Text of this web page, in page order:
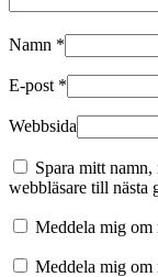
Namn *
E-post *
Webbsida
Spara mitt
webbläsare till nästa
Meddela mig om
Meddela mig om